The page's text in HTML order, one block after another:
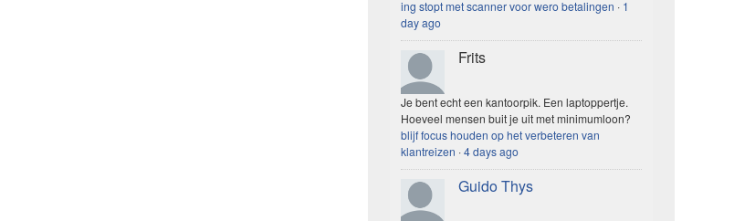
ing stopt met scanner voor wero betalingen · 1
day ago
Frits
Je bent echt een kantoorpik. Een laptoppertje.
Hoeveel mensen buit je uit met minimumloon?
blijf focus houden op het verbeteren van
klantreizen ·4 days ago
Guido Thys